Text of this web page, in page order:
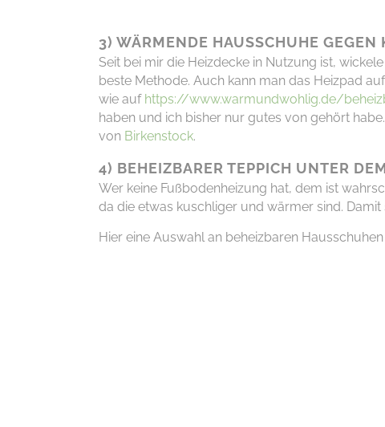
3) WÄRMENDE HAUSSCHUHE
Seit bei mir die Heizdecke in Nutzung ist,
beste Methode. Auch kann man das Heizpad
wie auf https://www.warmundwohlig.de/
haben und ich bisher nur gutes von gehört habe.
von Birkenstock.
4) BEHEIZBARER TEPPICH UNTER
Wer keine Fußbodenheizung hat, dem ist
da die etwas kuschliger und wärmer sind.
Hier eine Auswahl an beheizbaren